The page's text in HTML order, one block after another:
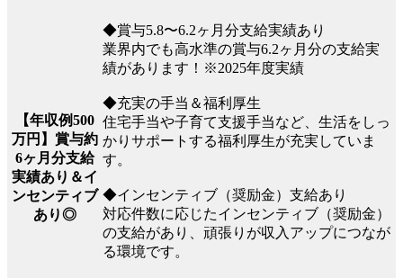
【年収例500
万円】賞与約
6ヶ月分支給
実績あり＆イ
ンセンティブ
あり◎
◆賞与5.8〜6.2ヶ月分支給実績あり
業界内でも高水準の賞与6.2ヶ月分の支給実
績があります！※2025年度実績
◆充実の手当＆福利厚生
住宅手当や子育て支援手当など、生活をしっ
かりサポートする福利厚生が充実していま
す。
◆インセンティブ（奨励金）支給あり
対応件数に応じたインセンティブ（奨励金）
の支給があり、頑張りが収入アップにつなが
る環境です。